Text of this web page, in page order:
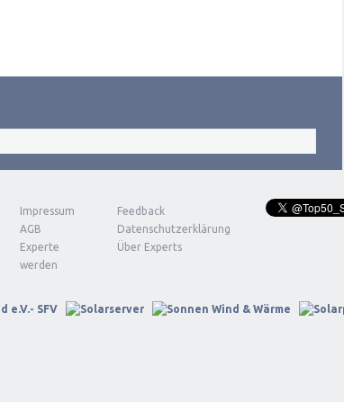
Impressum
Feedback
AGB
Datenschutzerklärung
Experte
werden
Über Experts